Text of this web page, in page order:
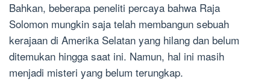
Bahkan, beberapa peneliti percaya bahwa Raja
Solomon mungkin saja telah membangun sebuah
kerajaan di Amerika Selatan yang hilang dan belum
ditemukan hingga saat ini. Namun, hal ini masih
menjadi misteri yang belum terungkap.